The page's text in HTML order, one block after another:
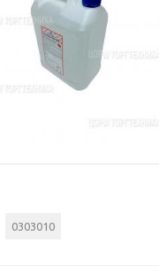
0303010